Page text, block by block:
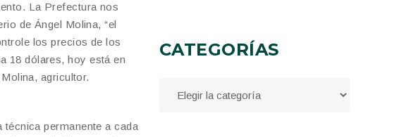
La Prefectura nos
de Ángel Molina, “el
los precios de los
18 dólares, hoy está en
agricultor.
permanente a cada
CATEGORÍAS